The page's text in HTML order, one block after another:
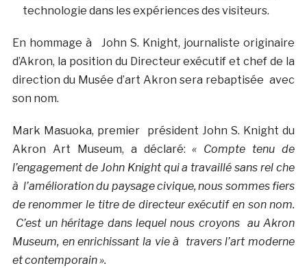
technologie dans les expériences des visiteurs.
En hommage à John S. Knight, journaliste originaire
d’Akron, la position du Directeur exécutif et chef de la
direction du Musée d’art Akron sera rebaptisée avec
son nom.
Mark Masuoka, premier président John S. Knight du
Akron Art Museum, a déclaré:« Compte tenu de
l’engagement de John Knight qui a travaillé sans rel che
à l’amélioration du paysage civique, nous sommes fiers
de renommer le titre de directeur exécutif en son nom.
C’est un héritage dans lequel nous croyons au Akron
Museum, en enrichissant la vie à travers l’art moderne
et contemporain ».